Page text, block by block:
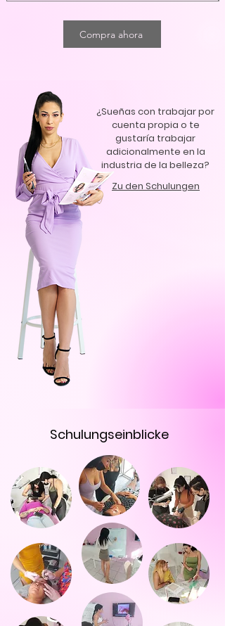
Unsere Kurse decken eine Vielzahl von
wichtigen Zusstzhemen ab, darunter
Dienstleistungen die auf aktuellen
Branchentrends basieren und den
Bedürfnissen des Arbeitsmarktes
entsprechen, wir sind immer Up to Date und
kennen die Modernsten Techniken,
Hygienebedingungen und
Qualitätsstandards.
Unsere Absolventen verlassen unsere
Academy mit einem wertvollen
Wissensschatz und den erforderlichen
Fähigkeiten, um  erfolgreich zu sein.
Wir investieren kontinuierlich in die
Entwicklung neuer Lehrmaterialien und -
techniken, um sicherzustellen, dass unsere
Teilnehmer mit den neuesten Erkenntnissen
und hochwertigem Werkzeugen und
Produkten ausgestattet werden.
Verwirkliche jetzt deinen Traum und starte
deim Buisness mit uns.
begleiten. Starten Sie noch heute deine
zeitlicher Flexibilität, durch einen der
lukrativsten Jobs, der dir gleichzeitig Spaß
bereitet.
Wir freuen uns darauf dich willkommen zu
heißen!
Compra ahora
¿Sueñas con trabajar por
cuenta propia o te
gustaría trabajar
adicionalmente en la
industria de la belleza?
Zu den Schulungen
Schulungseinblicke